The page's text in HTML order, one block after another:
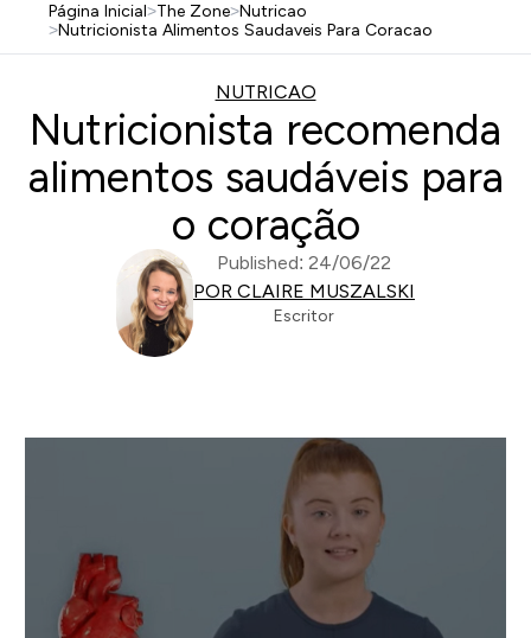
Página Inicial>The Zone>Nutricao
>Nutricionista Alimentos Saudaveis Para Coracao
NUTRICAO
Nutricionista recomenda
alimentos saudáveis para
o coração
Published: 24/06/22
POR CLAIRE MUSZALSKI
Escritor